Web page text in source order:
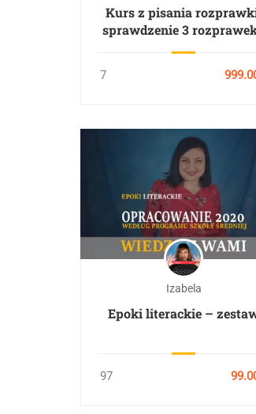
Kurs z pisania
sprawdzenie 3
7
Izabela
Epoki literackie –
97